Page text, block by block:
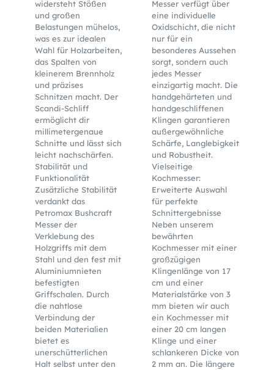
widersteht Stößen
und großen
Belastungen mühelos,
was es zur idealen
Wahl für Holzarbeiten,
das Spalten von
kleinerem Brennholz
und präzises
Schnitzen macht. Der
Scandi-Schliff
ermöglicht dir
millimetergenaue
Schnitte und lässt sich
leicht nachschärfen.
Stabilität und
Funktionalität
Zusätzliche Stabilität
verdankt das
Petromax Bushcraft
Messer der
Verklebung des
Holzgriffs mit dem
Stahl und den fest mit
Aluminiumnieten
befestigten
Griffschalen. Durch
die nahtlose
Verbindung der
beiden Materialien
bietet es
unerschütterlichen
Halt selbst unter den
Messer verfügt über
eine individuelle
Oxidschicht, die nicht
nur für ein
besonderes Aussehen
sorgt, sondern auch
jedes Messer
einzigartig macht. Die
handgehärteten und
handgeschliffenen
Klingen garantieren
außergewöhnliche
Schärfe, Langlebigkeit
und Robustheit.
Vielseitige
Kochmesser:
Erweiterte Auswahl
für perfekte
Schnittergebnisse
Neben unserem
bewährten
Kochmesser mit einer
großzügigen
Klingenlänge von 17
cm und einer
Materialstärke von 3
mm bieten wir auch
ein Kochmesser mit
einer 20 cm langen
Klinge und einer
schlankeren Dicke von
2 mm an. Die längere